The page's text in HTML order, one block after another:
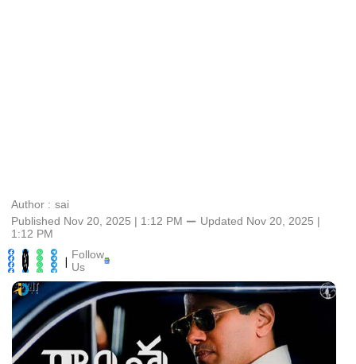
Author : sai
Published Nov 20, 2025 | 1:12 PM ⚊ Updated Nov 20, 2025 |
1:12 PM
| Follow
Us